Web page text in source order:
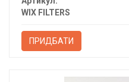
WIX FILTERS
ПРИДБАТИ